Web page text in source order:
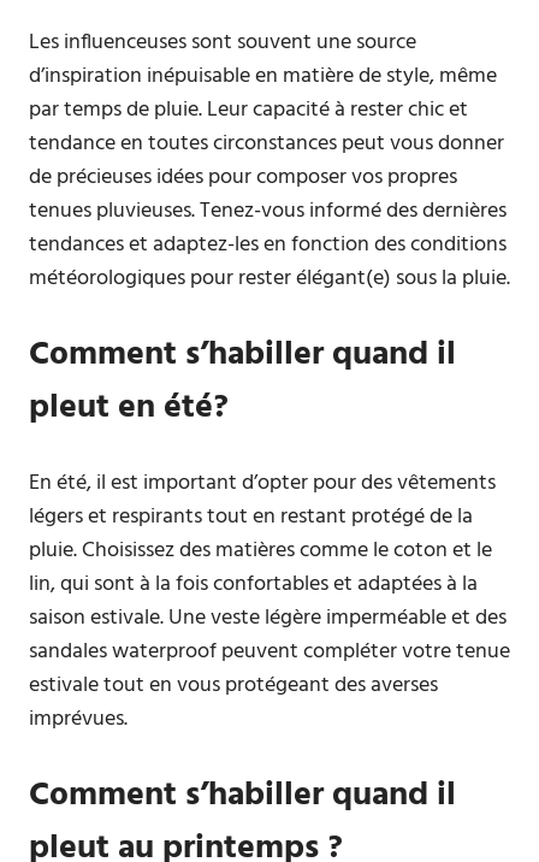
Les influenceuses sont souvent une source
d’inspiration inépuisable en matière de style, même
par temps de pluie. Leur capacité à rester chic et
tendance en toutes circonstances peut vous donner
de précieuses idées pour composer vos propres
tenues pluvieuses. Tenez-vous informé des dernières
tendances et adaptez-les en fonction des conditions
météorologiques pour rester élégant(e) sous la pluie.
Comment s’habiller quand il
pleut en été?
En été, il est important d’opter pour des vêtements
légers et respirants tout en restant protégé de la
pluie. Choisissez des matières comme le coton et le
lin, qui sont à la fois confortables et adaptées à la
saison estivale. Une veste légère imperméable et des
sandales waterproof peuvent compléter votre tenue
estivale tout en vous protégeant des averses
imprévues.
Comment s’habiller quand il
pleut au printemps ?